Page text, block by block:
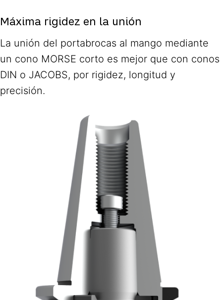
Máxima rigidez en la unión
La unión del portabrocas al mango mediante
un cono MORSE corto es mejor que con conos
DIN o JACOBS, por rigidez, longitud y
precisión.